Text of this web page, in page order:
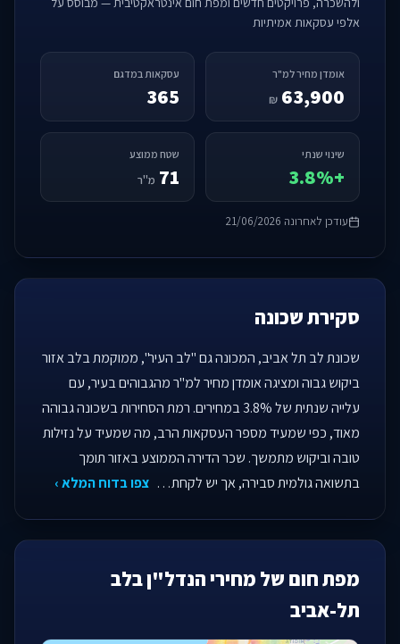
אלפי עסקאות אמיתיות
אומדן מחיר למ"ר
63,900
₪
עסקאות במדגם
365
שינוי שנתי
+3.8%
שטח ממוצע
71 מ"ר
עודכן לאחרונה 21/06/2026
סקירת שכונה
שכונת לב תל אביב, המכונה גם "לב העיר", ממוקמת בלב אזור
ביקוש גבוה ומציגה אומדן מחיר למ"ר מהגבוהים בעיר, עם
עלייה שנתית של 3.8% במחירים. רמת הסחירות בשכונה גבוהה
מאוד, כפי שמעיד מספר העסקאות הרב, מה שמעיד על נזילות
טובה וביקוש מתמשך. שכר הדירה הממוצע באזור תומך
בתשואה גולמית סבירה, אך יש לקחת… צפו בדוח המלא ›
מפת חום של מחירי הנדל"ן בלב
תל-אביב